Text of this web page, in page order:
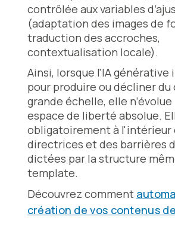
contrôlée aux variables
(adaptation des images de
traduction des accroches,
contextualisation locale).
Ainsi, lorsque l'IA
pour produire ou décliner du
grande échelle, elle n’évolue
espace de liberté absolue.
obligatoirement à l'intérieur
directrices et des barrières
dictées par la structure
template.
Découvrez comment
création de vos contenus